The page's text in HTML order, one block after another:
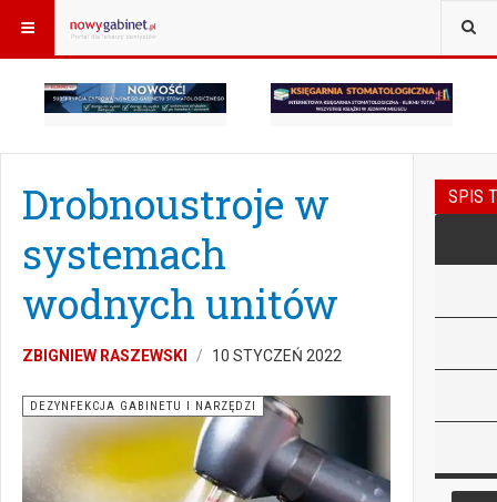
Drobnoustroje w
systemach
wodnych unitów
ZBIGNIEW RASZEWSKI 10 STYCZEŃ 2022
DEZYNFEKCJA GABINETU I NARZĘDZI
SPIS